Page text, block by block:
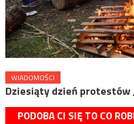
WIADOMOŚCI
Dziesiąty dzień protestów
PODOBA CI SIĘ TO CO